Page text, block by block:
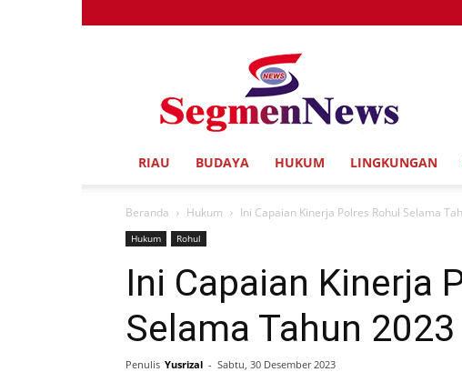
RIAU BUDAYA HUKUM LINGKUNGAN
Beranda Hukum Ini Capaian Kinerja Polres Rohul Selama
Hukum Rohul
Ini Capaian Kinerja
Selama Tahun 2023
Penulis Yusrizal - Sabtu, 30 Desember 2023